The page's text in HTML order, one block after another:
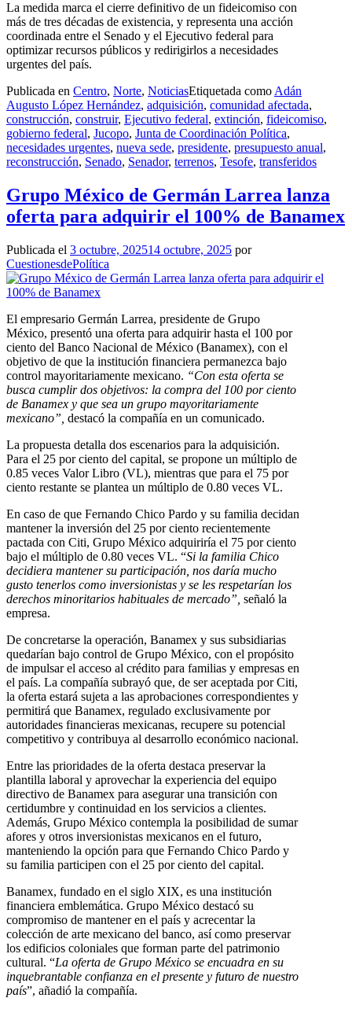
La medida marca el cierre definitivo de un fideicomiso con
más de tres décadas de existencia, y representa una acción
coordinada entre el Senado y el Ejecutivo federal para
optimizar recursos públicos y redirigirlos a necesidades
urgentes del país.
Publicada en Centro, Norte, NoticiasEtiquetada como Adán
Augusto López Hernández, adquisición, comunidad afectada,
construcción, construir, Ejecutivo federal, extinción, fideicomiso,
gobierno federal, Jucopo, Junta de Coordinación Política,
necesidades urgentes, nueva sede, presidente, presupuesto anual,
reconstrucción, Senado, Senador, terrenos, Tesofe, transferidos
Grupo México de Germán Larrea lanza
oferta para adquirir el 100% de Banamex
Publicada el 3 octubre, 202514 octubre, 2025 por
CuestionesdePolítica
El empresario Germán Larrea, presidente de Grupo
México, presentó una oferta para adquirir hasta el 100 por
ciento del Banco Nacional de México (Banamex), con el
objetivo de que la institución financiera permanezca bajo
control mayoritariamente mexicano. “Con esta oferta se
busca cumplir dos objetivos: la compra del 100 por ciento
de Banamex y que sea un grupo mayoritariamente
mexicano”, destacó la compañía en un comunicado.
La propuesta detalla dos escenarios para la adquisición.
Para el 25 por ciento del capital, se propone un múltiplo de
0.85 veces Valor Libro (VL), mientras que para el 75 por
ciento restante se plantea un múltiplo de 0.80 veces VL.
En caso de que Fernando Chico Pardo y su familia decidan
mantener la inversión del 25 por ciento recientemente
pactada con Citi, Grupo México adquiriría el 75 por ciento
bajo el múltiplo de 0.80 veces VL. “Si la familia Chico
decidiera mantener su participación, nos daría mucho
gusto tenerlos como inversionistas y se les respetarían los
derechos minoritarios habituales de mercado”, señaló la
empresa.
De concretarse la operación, Banamex y sus subsidiarias
quedarían bajo control de Grupo México, con el propósito
de impulsar el acceso al crédito para familias y empresas en
el país. La compañía subrayó que, de ser aceptada por Citi,
la oferta estará sujeta a las aprobaciones correspondientes y
permitirá que Banamex, regulado exclusivamente por
autoridades financieras mexicanas, recupere su potencial
competitivo y contribuya al desarrollo económico nacional.
Entre las prioridades de la oferta destaca preservar la
plantilla laboral y aprovechar la experiencia del equipo
directivo de Banamex para asegurar una transición con
certidumbre y continuidad en los servicios a clientes.
Además, Grupo México contempla la posibilidad de sumar
afores y otros inversionistas mexicanos en el futuro,
manteniendo la opción para que Fernando Chico Pardo y
su familia participen con el 25 por ciento del capital.
Banamex, fundado en el siglo XIX, es una institución
financiera emblemática. Grupo México destacó su
compromiso de mantener en el país y acrecentar la
colección de arte mexicano del banco, así como preservar
los edificios coloniales que forman parte del patrimonio
cultural. “La oferta de Grupo México se encuadra en su
inquebrantable confianza en el presente y futuro de nuestro
país”, añadió la compañía.